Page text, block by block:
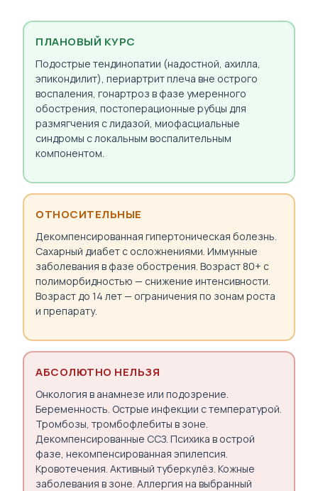
ПЛАНОВЫЙ КУРС
Подострые тендинопатии (надостной, ахилла,
эпикондилит), периартрит плеча вне острого
воспаления, гонартроз в фазе умеренного
обострения, постоперационные рубцы для
размягчения с лидазой, миофасциальные
синдромы с локальным воспалительным
компонентом.
ОТНОСИТЕЛЬНЫЕ
Декомпенсированная гипертоническая болезнь.
Сахарный диабет с осложнениями. Иммунные
заболевания в фазе обострения. Возраст 80+ с
полиморбидностью — снижение интенсивности.
Возраст до 14 лет — ограничения по зонам роста
и препарату.
АБСОЛЮТНО НЕЛЬЗЯ
Онкология в анамнезе или подозрение.
Беременность. Острые инфекции с температурой.
Тромбозы, тромбофлебиты в зоне.
Декомпенсированные ССЗ. Психика в острой
фазе, некомпенсированная эпилепсия.
Кровотечения. Активный туберкулёз. Кожные
заболевания в зоне. Аллергия на выбранный